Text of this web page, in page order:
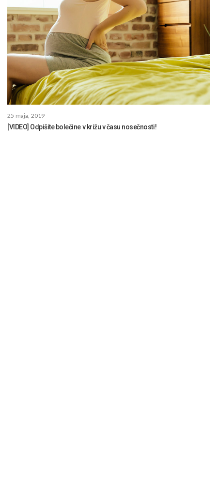
25 maja, 2019
[VIDEO] Odpišite bolečine v križu v času nosečnosti!